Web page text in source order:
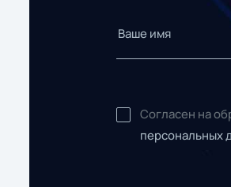
Согласен на
персональных